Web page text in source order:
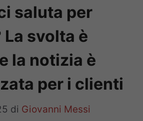
saluta per
La svolta è
la notizia è
per i clienti
di Giovanni Messi